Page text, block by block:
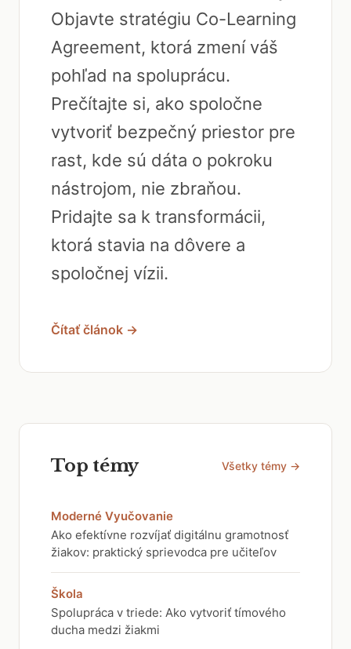
Objavte stratégiu Co-Learning
Agreement, ktorá zmení váš
pohľad na spoluprácu.
Prečítajte si, ako spoločne
vytvoriť bezpečný priestor pre
rast, kde sú dáta o pokroku
nástrojom, nie zbraňou.
Pridajte sa k transformácii,
ktorá stavia na dôvere a
spoločnej vízii.
Čítať článok →
Top témy Všetky témy →
Moderné Vyučovanie
Ako efektívne rozvíjať digitálnu gramotnosť
žiakov: praktický sprievodca pre učiteľov
Škola
Spolupráca v triede: Ako vytvoriť tímového
ducha medzi žiakmi